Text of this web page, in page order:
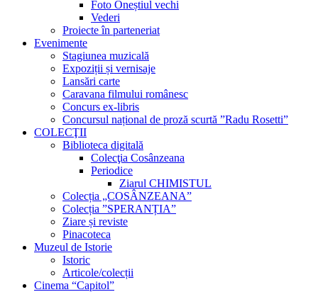
Foto Oneștiul vechi
Vederi
Proiecte în parteneriat
Evenimente
Stagiunea muzicală
Expoziții și vernisaje
Lansări carte
Caravana filmului românesc
Concurs ex-libris
Concursul național de proză scurtă ”Radu Rosetti”
COLECŢII
Biblioteca digitală
Colecţia Cosânzeana
Periodice
Ziarul CHIMISTUL
Colecția „COSÂNZEANA”
Colecția ”SPERANȚIA”
Ziare și reviste
Pinacoteca
Muzeul de Istorie
Istoric
Articole/colecții
Cinema “Capitol”